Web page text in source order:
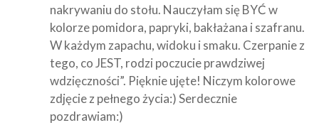
nakrywaniu do stołu. Nauczyłam się BYĆ w
kolorze pomidora, papryki, bakłażana i szafranu.
W każdym zapachu, widoku i smaku. Czerpanie z
tego, co JEST, rodzi poczucie prawdziwej
wdzięczności”. Pięknie ujęte! Niczym kolorowe
zdjęcie z pełnego życia:) Serdecznie
pozdrawiam:)